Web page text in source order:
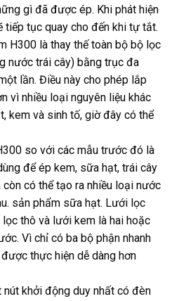
gì đã được ép. Khi phát hiện
tiếp tục quay cho đến khi tự tắt.
H300 là thay thế toàn bộ bộ lọc
nước trái cây) bằng trục đa
lần. Điều này cho phép lắp
vì nhiều loại nguyên liệu khác
kem và sinh tố, giờ đây có thể
so với các mẫu trước đó là
để ép kem, sữa hạt, trái cây
có thể tạo ra nhiều loại nước
sản phẩm sữa hạt. Lưới lọc
thô và lưới kem là hai hoặc
Vì chỉ có ba bộ phận nhanh
thực hiện dễ dàng hơn
khởi động duy nhất có đèn